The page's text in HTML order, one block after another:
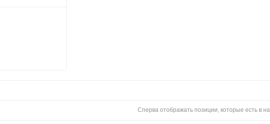
Сперва отображать позиции, которые есть в